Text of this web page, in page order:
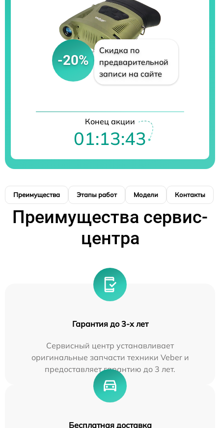
-20%
Скидка по
предварительной
записи на сайте
Конец акции
01:13:42
Преимущества Этапы работ Модели Контакты
Преимущества сервис-
центра
Гарантия до 3-х лет
Сервисный центр устанавливает
оригинальные запчасти техники Veber и
предоставляет гарантию до 3 лет.
Бесплатная доставка